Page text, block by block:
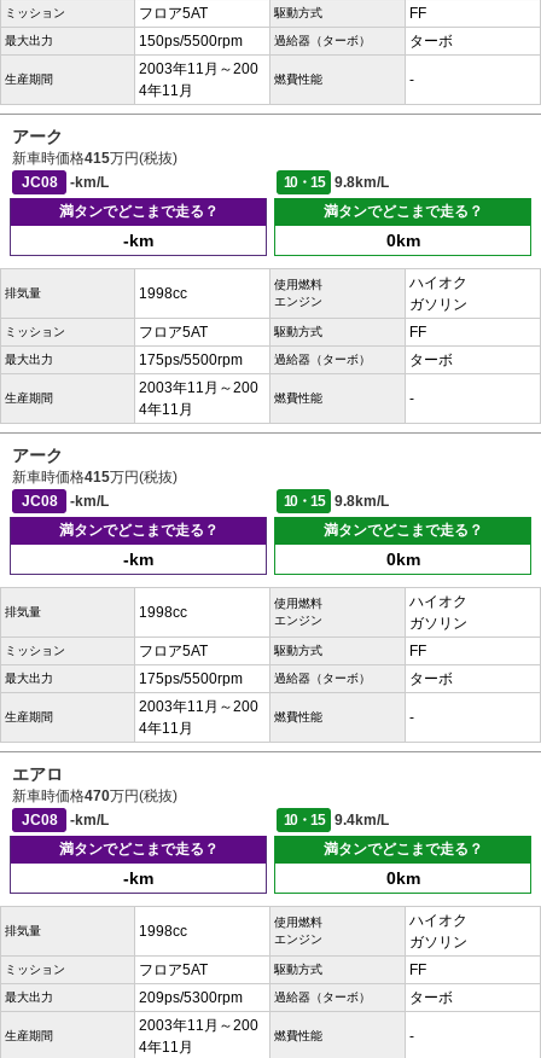
ミッション フロア5AT 駆動方式 FF
最大出力 150ps/5500rpm 過給器（ターボ） ターボ
生産期間
2003年11月～200
4年11月
燃費性能 -
アーク
新車時価格415万円(税抜)
JC08
-km/L 10・15
9.8km/L
満タンでどこまで走る？
-km
満タンでどこまで走る？
0km
排気量 1998cc
使用燃料
エンジン
ハイオク
ガソリン
ミッション フロア5AT 駆動方式 FF
最大出力 175ps/5500rpm 過給器（ターボ） ターボ
生産期間
2003年11月～200
4年11月
燃費性能 -
アーク
新車時価格415万円(税抜)
JC08
-km/L 10・15
9.8km/L
満タンでどこまで走る？
-km
満タンでどこまで走る？
0km
排気量 1998cc
使用燃料
エンジン
ハイオク
ガソリン
ミッション フロア5AT 駆動方式 FF
最大出力 175ps/5500rpm 過給器（ターボ） ターボ
生産期間
2003年11月～200
4年11月
燃費性能 -
エアロ
新車時価格470万円(税抜)
JC08
-km/L 10・15
9.4km/L
満タンでどこまで走る？
-km
満タンでどこまで走る？
0km
排気量 1998cc
使用燃料
エンジン
ハイオク
ガソリン
ミッション フロア5AT 駆動方式 FF
最大出力 209ps/5300rpm 過給器（ターボ） ターボ
生産期間
2003年11月～200
4年11月
燃費性能 -